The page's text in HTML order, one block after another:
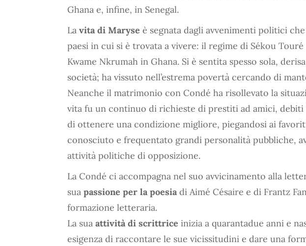
Ghana e, infine, in Senegal.
La vita di Maryse è segnata dagli avvenimenti politici
paesi in cui si è trovata a vivere: il regime di Sékou
Kwame Nkrumah in Ghana. Si è sentita spesso sola,
società; ha vissuto nell’estrema povertà cercando di
Neanche il matrimonio con Condé ha risollevato la
vita fu un continuo di richieste di prestiti ad amici,
di ottenere una condizione migliore, piegandosi ai
conosciuto e frequentato grandi personalità pubbliche,
attività politiche di opposizione.
La Condé ci accompagna nel suo avvicinamento alla
sua passione per la poesia di Aimé Césaire e di Frantz
formazione letteraria.
La sua attività di scrittrice inizia a quarantadue anni e
esigenza di raccontare le sue vicissitudini e dare una